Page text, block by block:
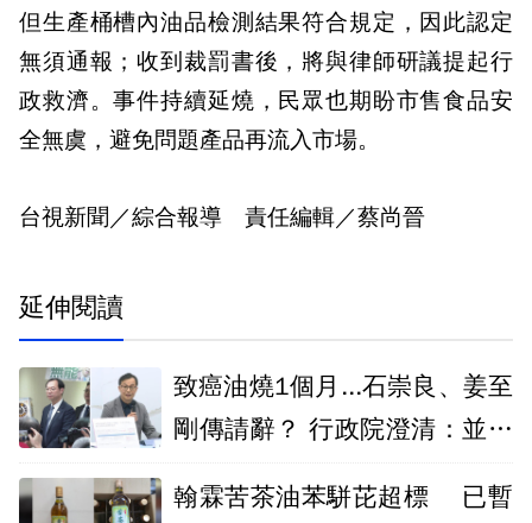
但生產桶槽內油品檢測結果符合規定，因此認定
無須通報；收到裁罰書後，將與律師研議提起行
政救濟。事件持續延燒，民眾也期盼市售食品安
全無虞，避免問題產品再流入市場。
台視新聞／綜合報導 責任編輯／蔡尚晉
延伸閱讀
致癌油燒1個月...石崇良、姜至
剛傳請辭？ 行政院澄清：並未
翰霖苦茶油苯駢芘超標 已暫